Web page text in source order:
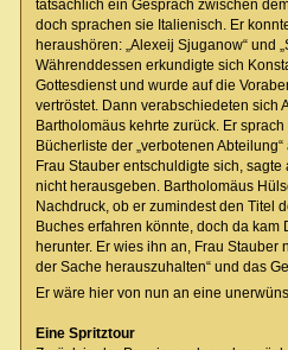
tatsächlich ein Gespräch zwischen
doch sprachen sie Italienisch. Er
heraushören: „Alexeij Sjuganow“ und
Währenddessen erkundigte sich
Gottesdienst und wurde auf die
vertröstet. Dann verabschiedeten sich
Bartholomäus kehrte zurück. Er
Bücherliste der „verbotenen
Frau Stauber entschuldigte sich,
nicht herausgeben. Bartholomäus
Nachdruck, ob er zumindest den Titel
Buches erfahren könnte, doch da
herunter. Er wies ihn an, Frau Stauber
der Sache herauszuhalten“ und das
Er wäre hier von nun an eine
Eine Spritztour